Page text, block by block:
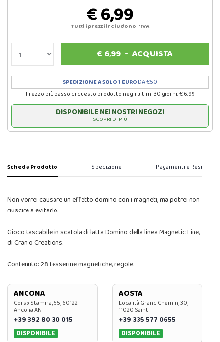
€ 6,99
Tutti i prezzi includono l'IVA
€ 6,99 -ACQUISTA
SPEDIZIONE A SOLO 1 EURO DA €50
Prezzo più basso di questo prodotto negli ultimi 30 giorni: € 6.99
DISPONIBILE NEI NOSTRI NEGOZI
SCOPRI DI PIÙ
Scheda Prodotto Spedizione Pagamenti e Resi
Non vorrei causare un effetto domino con i magneti, ma potrei non
riuscire a evitarlo.
Gioco tascabile in scatola di latta Domino della linea Magnetic Line,
di Cranio Creations.
Contenuto: 28 tesserine magnetiche, regole.
ANCONA
Corso Stamira, 55, 60122
Ancona AN
+39 392 80 30 015
DISPONIBILE
AOSTA
Località Grand Chemin, 30,
11020 Saint
+39 335 577 0655
DISPONIBILE